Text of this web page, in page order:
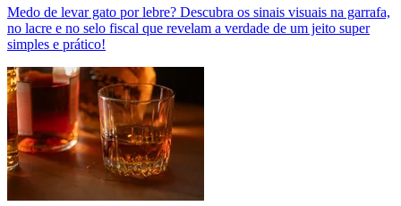
Medo de levar gato por lebre? Descubra os sinais visuais na garrafa,
no lacre e no selo fiscal que revelam a verdade de um jeito super
simples e prático!